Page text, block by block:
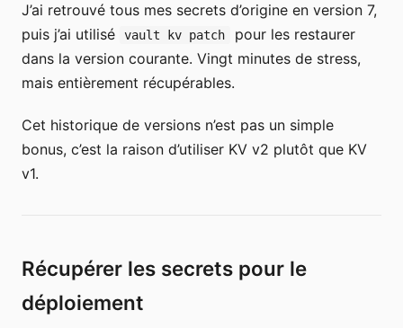
J’ai retrouvé tous mes secrets d’origine en version 7,
puis j’ai utilisé
vault kv patch
pour les restaurer
dans la version courante. Vingt minutes de stress,
mais entièrement récupérables.
Cet historique de versions n’est pas un simple
bonus, c’est la raison d’utiliser KV v2 plutôt que KV
v1.
Récupérer les secrets pour le
déploiement